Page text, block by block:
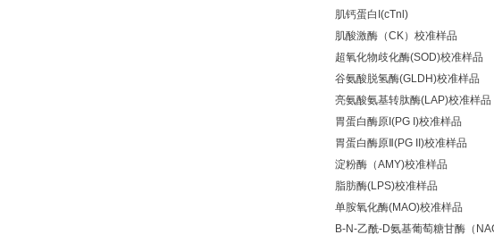
肌钙蛋白I(cTnl)
肌酸激酶（CK）校准样品
超氧化物歧化酶(SOD)校准样品
谷氨酸脱氢酶(GLDH)校准样品
亮氨酸氨基转肽酶(LAP)校准样品
胃蛋白酶原I(PG I)校准样品
胃蛋白酶原Ⅱ(PG II)校准样品
淀粉酶（AMY)校准样品
脂肪酶(LPS)校准样品
单胺氧化酶(MAO)校准样品
B-N-乙酰-D氨基葡萄糖甘酶（